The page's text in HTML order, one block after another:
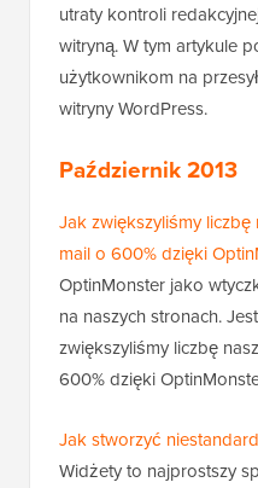
utraty kontroli
witryną. W tym artykule
użytkownikom na
witryny WordPress.
Październik 2013
Jak zwiększyliśmy
mail o 600% dzięki
OptinMonster jako
na naszych stronach.
zwiększyliśmy liczbę
600% dzięki
Jak stworzyć
Widżety to najprostszy